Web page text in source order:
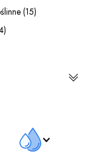
(15)
)